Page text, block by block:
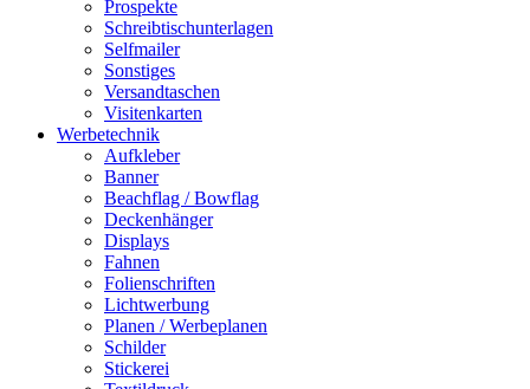
Prospekte
Schreibtischunterlagen
Selfmailer
Sonstiges
Versandtaschen
Visitenkarten
Werbetechnik
Aufkleber
Banner
Beachflag / Bowflag
Deckenhänger
Displays
Fahnen
Folienschriften
Lichtwerbung
Planen / Werbeplanen
Schilder
Stickerei